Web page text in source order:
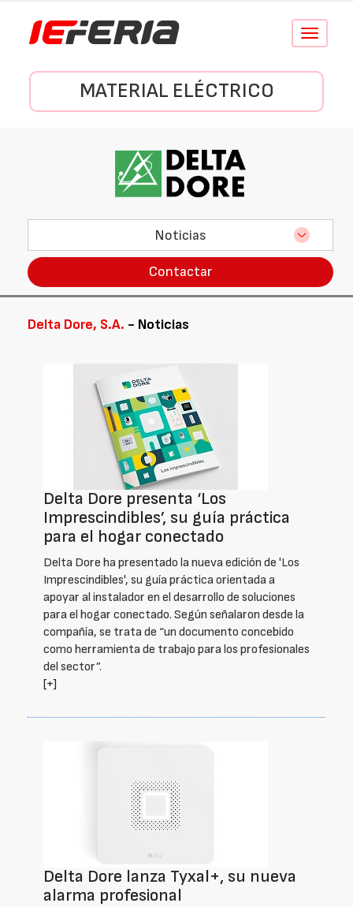
Conmutar
MATERIAL ELÉCTRICO
Noticias
Contactar
Delta Dore, S.A. - Noticias
Delta Dore presenta ‘Los
Imprescindibles’, su guía práctica
para el hogar conectado
Delta Dore ha presentado la nueva edición de 'Los
Imprescindibles', su guía práctica orientada a
apoyar al instalador en el desarrollo de soluciones
para el hogar conectado. Según señalaron desde la
compañía, se trata de “un documento concebido
como herramienta de trabajo para los profesionales
del sector”.
[+]
Delta Dore lanza Tyxal+, su nueva
alarma profesional